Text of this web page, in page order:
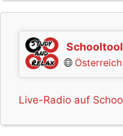
Österreich
Live-Radio auf